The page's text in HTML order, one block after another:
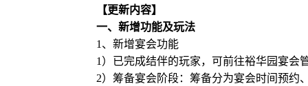
【更新内容】
一、新增功能及玩法
1、 新增宴会功能
1）已完成结伴的玩家，可前往裕华园宴会
2）筹备宴会阶段：筹备分为宴会时间预约